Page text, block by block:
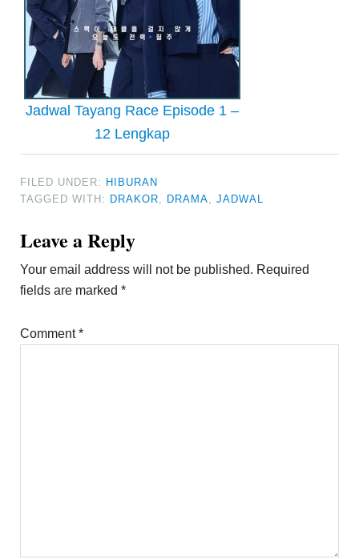
Jadwal Tayang Race Episode 1 –
12 Lengkap
FILED UNDER: HIBURAN
TAGGED WITH: DRAKOR, DRAMA,JADWAL
Reader
Interactions
Leave a Reply
Your email address will not be published. Required
fields are marked*
Comment*